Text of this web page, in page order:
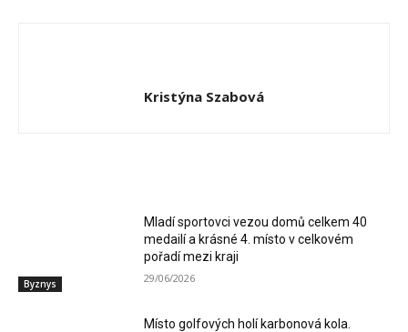
Kristýna Szabová
Byznys
Mladí sportovci vezou domů celkem 40
medailí a krásné 4. místo v celkovém
pořadí mezi kraji
29/06/2026
Místo golfových holí karbonová kola.